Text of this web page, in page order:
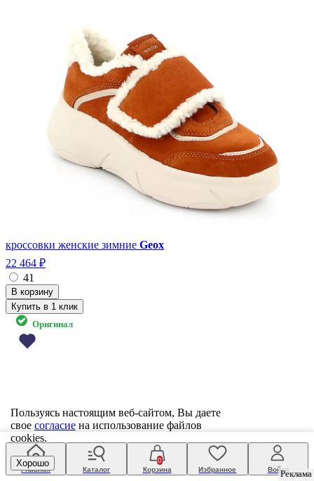
Реклама
Реклама
кроссовки женские зимние Geox
22 464 ₽
41
Купить в 1 клик
Оригинал
Главная Каталог
0
Корзина
Избранное Войти
Пользуясь настоящим веб-сайтом, Вы даете
свое согласие на использование файлов
cookies.
Хорошо